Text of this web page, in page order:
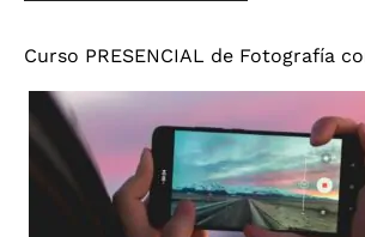
Curso PRESENCIAL de Fotografía